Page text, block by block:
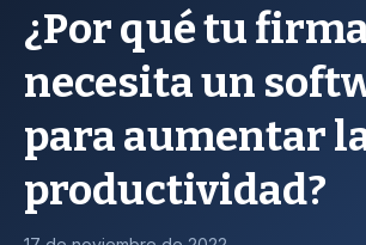
¿Por qué tu
necesita un
para aumentar
productividad?